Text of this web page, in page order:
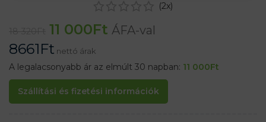
(2x)
11 000Ft ÁFA-val
8661Ft nettó árak
A legalacsonyabb ár az elmúlt 30 napban: 11 000Ft
Szállítási és fizetési információk